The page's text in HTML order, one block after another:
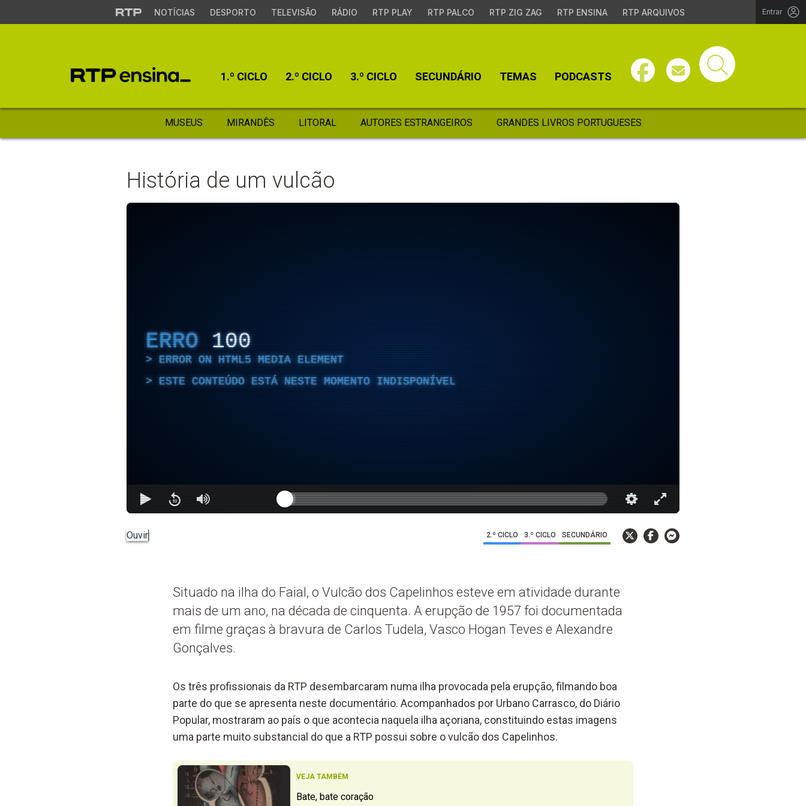
NOTÍCIAS DESPORTO TELEVISÃO RÁDIO RTP PLAY RTP PALCO RTP ZIG ZAG RTP ENSINA RTP ARQUIVOS Entrar
1.º CICLO 2.º CICLO 3.º CICLO SECUNDÁRIO TEMAS PODCASTS
MUSEUS MIRANDÊS LITORAL AUTORES ESTRANGEIROS GRANDES LIVROS PORTUGUESES
História de um vulcão
ERRO 100
ERROR ON HTML5 MEDIA ELEMENT
ESTE CONTEÚDO ESTÁ NESTE MOMENTO INDISPONÍVEL
Ouvir 2.º CICLO 3.º CICLO SECUNDÁRIO
Situado na ilha do Faial, o Vulcão dos Capelinhos esteve em atividade durante
mais de um ano, na década de cinquenta. A erupção de 1957 foi documentada
em filme graças à bravura de Carlos Tudela, Vasco Hogan Teves e Alexandre
Gonçalves.
Os três profissionais da RTP desembarcaram numa ilha provocada pela erupção, filmando boa
parte do que se apresenta neste documentário. Acompanhados por Urbano Carrasco, do Diário
Popular, mostraram ao país o que acontecia naquela ilha açoriana, constituindo estas imagens
uma parte muito substancial do que a RTP possui sobre o vulcão dos Capelinhos.
VEJA TAMBÉM
Bate, bate coração